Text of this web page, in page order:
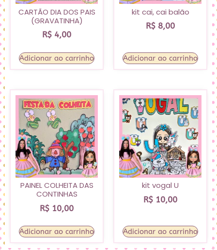
CARTÃO DIA DOS PAIS
(GRAVATINHA)
R$ 4,00
Adicionar ao carrinho
kit cai, cai balão
R$ 8,00
Adicionar ao carrinho
PAINEL COLHEITA DAS
CONTINHAS
R$ 10,00
Adicionar ao carrinho
kit vogal U
R$ 10,00
Adicionar ao carrinho